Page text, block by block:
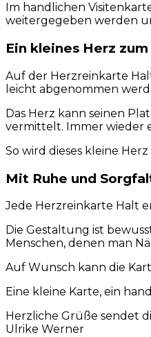
Im handlichen
weitergegeben werden
Ein kleines Herz
Auf der Herzreinkarte
leicht abgenommen
Das Herz kann seinen
vermittelt. Immer wieder
So wird dieses kleine
Mit Ruhe und
Jede Herzreinkarte Halt
Die Gestaltung ist
Menschen, denen man
Auf Wunsch kann die
Eine kleine Karte, ein
Herzliche Grüße sendet
Ulrike Werner